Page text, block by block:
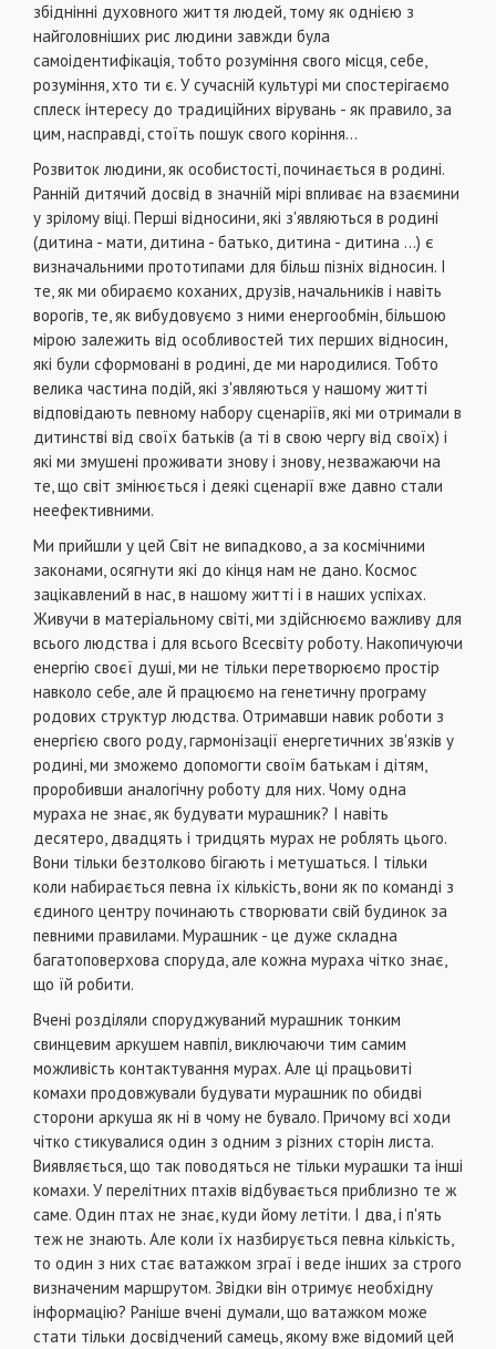
збіднінні духовного життя людей, тому як однією з
найголовніших рис людини завжди була
самоідентифікація, тобто розуміння свого місця, себе,
розуміння, хто ти є. У сучасній культурі ми спостерігаємо
сплеск інтересу до традиційних вірувань - як правило, за
цим, насправді, стоїть пошук свого коріння...
Розвиток людини, як особистості, починається в родині.
Ранній дитячий досвід в значній мірі впливає на взаємини
у зрілому віці. Перші відносини, які з'являються в родині
(дитина - мати, дитина - батько, дитина - дитина ...) є
визначальними прототипами для більш пізніх відносин. І
те, як ми обираємо коханих, друзів, начальників і навіть
ворогів, те, як вибудовуємо з ними енергообмін, більшою
мірою залежить від особливостей тих перших відносин,
які були сформовані в родині, де ми народилися. Тобто
велика частина подій, які з'являються у нашому житті
відповідають певному набору сценаріїв, які ми отримали в
дитинстві від своїх батьків (а ті в свою чергу від своїх) і
які ми змушені проживати знову і знову, незважаючи на
те, що світ змінюється і деякі сценарії вже давно стали
неефективними.
Ми прийшли у цей Світ не випадково, а за космічними
законами, осягнути які до кінця нам не дано. Космос
зацікавлений в нас, в нашому житті і в наших успіхах.
Живучи в матеріальному світі, ми здійснюємо важливу для
всього людства і для всього Всесвіту роботу. Накопичуючи
енергію своєї душі, ми не тільки перетворюємо простір
навколо себе, але й працюємо на генетичну програму
родових структур людства. Отримавши навик роботи з
енергією свого роду, гармонізації енергетичних зв'язків у
родині, ми зможемо допомогти своїм батькам і дітям,
проробивши аналогічну роботу для них. Чому одна
мураха не знає, як будувати мурашник? І навіть
десятеро, двадцять і тридцять мурах не роблять цього.
Вони тільки безтолково бігають і метушаться. І тільки
коли набирається певна їх кількість, вони як по команді з
єдиного центру починають створювати свій будинок за
певними правилами. Мурашник - це дуже складна
багатоповерхова споруда, але кожна мураха чітко знає,
що їй робити.
Вчені розділяли споруджуваний мурашник тонким
свинцевим аркушем навпіл, виключаючи тим самим
можливість контактування мурах. Але ці працьовиті
комахи продовжували будувати мурашник по обидві
сторони аркуша як ні в чому не бувало. Причому всі ходи
чітко стикувалися один з одним з різних сторін листа.
Виявляється, що так поводяться не тільки мурашки та інші
комахи. У перелітних птахів відбувається приблизно те ж
саме. Один птах не знає, куди йому летіти. І два, і п'ять
теж не знають. Але коли їх назбирується певна кількість,
то один з них стає ватажком зграї і веде інших за строго
визначеним маршрутом. Звідки він отримує необхідну
інформацію? Раніше вчені думали, що ватажком може
стати тільки досвідчений самець, якому вже відомий цей